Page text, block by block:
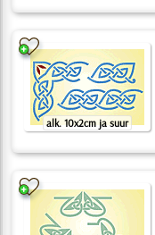
alk. 10x2cm ja suur